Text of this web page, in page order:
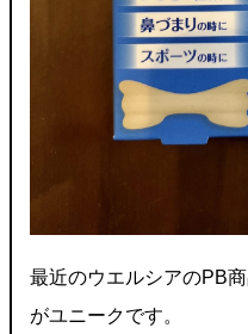
最近のウエルシアのPB
がユニークです。